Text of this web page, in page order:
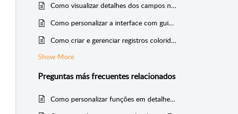
Como visualizar detalhes dos campos no Zoho CRM
Como personalizar a interface com guias no Zoho CRM
Como criar e gerenciar registros coloridos no Zoho CRM
Show More
Preguntas más frecuentes relacionados
Como personalizar funções em detalhes no Zoho CRM